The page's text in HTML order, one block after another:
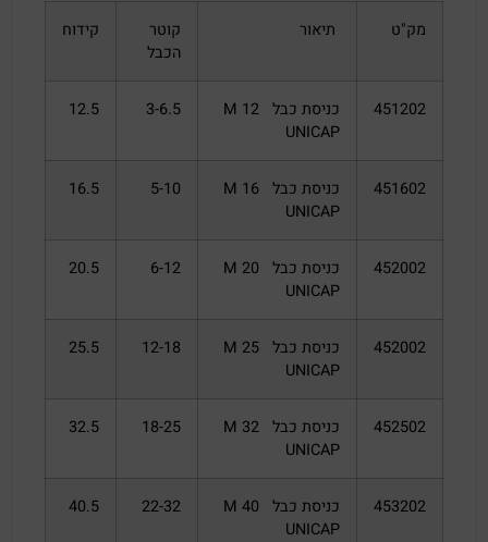
מק"ט תיאור
קוטר
הכבל
קידוח
451202
כניסת כבל M 12
UNICAP
3-6.5
12.5
451602
כניסת כבל M 16
UNICAP
5-10
16.5
452002
כניסת כבל M 20
UNICAP
6-12
20.5
452002
כניסת כבל M 25
UNICAP
12-18
25.5
452502
כניסת כבל M 32
UNICAP
18-25
32.5
453202
כניסת כבל M 40
UNICAP
22-32
40.5